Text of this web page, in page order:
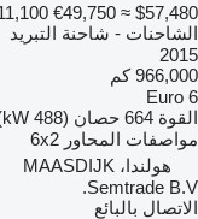
€49,750 ≈ $57,480
الشاحنات - شاحنة التبريد
2015
966,000 كم
Euro 6
القوة 664 حصان (488 kW)
مواصفات المحاور 6x2
هولندا، MAASDIJK
Semtrade B.V.
الاتصال بالبائع